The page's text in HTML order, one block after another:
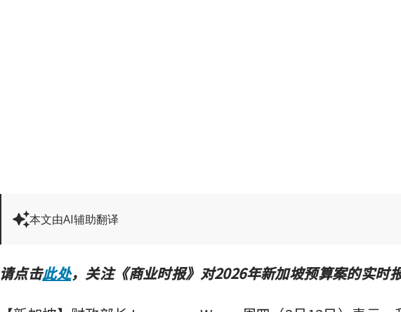
本文由AI辅助翻译
请点击此处，关注《商业时报》对2026年新加坡预算案的实时报